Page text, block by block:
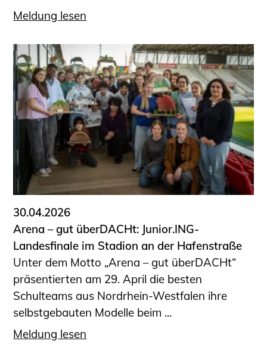
Meldung lesen
30.04.2026
Arena – gut überDACHt: Junior.ING-
Landesfinale im Stadion an der Hafenstraße
Unter dem Motto „Arena – gut überDACHt“
präsentierten am 29. April die besten
Schulteams aus Nordrhein-Westfalen ihre
selbstgebauten Modelle beim ...
Meldung lesen